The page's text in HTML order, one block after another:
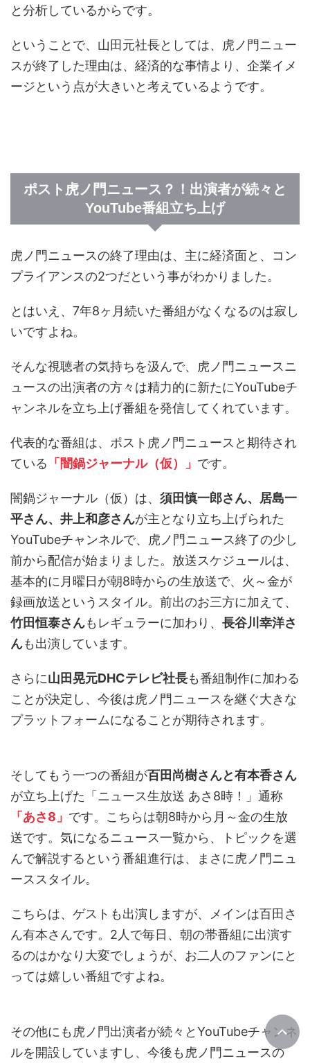
と分析しているからです。
ということで、山田元社長としては、虎ノ門ニュー
スが終了した理由は、経済的な事情より、企業イメ
ージという点が大きいと考えているようです。
ポスト虎ノ門ニュース？！出演者が続々と
YouTube番組立ち上げ
虎ノ門ニュースの終了理由は、主に経済面と、コン
プライアンスの2つだという事がわかりました。
とはいえ、7年8ヶ月続いた番組がなくなるのは寂し
いですよね。
そんな視聴者の気持ちを汲んで、虎ノ門ニュースニ
ュースの出演者の方々は精力的に新たにYouTubeチ
ャンネルを立ち上げ番組を発信してくれています。
代表的な番組は、ポスト虎ノ門ニュースと期待され
ている 「闇鍋ジャーナル（仮）」 です。
闇鍋ジャーナル（仮）は、 須田慎一郎さん、居島一
平さん、井上和彦さんが主となり立ち上げられた
YouTubeチャンネルで、虎ノ門ニュース終了の少し
前から配信が始まりました。放送スケジュールは、
基本的に月曜日が朝8時からの生放送で、火～金が
録画放送というスタイル。前出のお三方に加えて、
竹田恒泰さんもレギュラーに加わり、 長谷川幸洋さ
んも出演しています。
さらに山田晃元DHCテレビ社長も番組制作に加わる
ことが決定し、今後は虎ノ門ニュースを継ぐ大きな
プラットフォームになることが期待されます。
そしてもう一つの番組が百田尚樹さんと有本香さん
が立ち上げた「ニュース生放送 あさ8時！」通称
「あさ8」 です。こちらは朝8時から月～金の生放
送です。気になるニュース一覧から、トピックを選
んで解説するという番組進行は、まさに虎ノ門ニュ
ーススタイル。
こちらは、ゲストも出演しますが、メインは百田さ
ん有本さんです。2人で毎日、朝の帯番組に出演す
るのはかなり大変でしょうが、お二人のファンにと
っては嬉しい番組ですよね。
その他にも虎ノ門出演者が続々とYouTubeチャンネ
ルを開設していますし、今後も虎ノ門ニュースの